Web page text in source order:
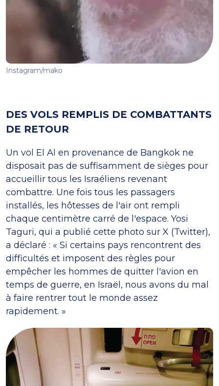
Instagram/mako
DES VOLS REMPLIS DE COMBATTANTS
DE RETOUR
Un vol El Al en provenance de Bangkok ne
disposait pas de suffisamment de sièges pour
accueillir tous les Israéliens revenant
combattre. Une fois tous les passagers
installés, les hôtesses de l'air ont rempli
chaque centimètre carré de l'espace. Yosi
Taguri, qui a publié cette photo sur X (Twitter),
a déclaré : « Si certains pays rencontrent des
difficultés et imposent des règles pour
empêcher les hommes de quitter l'avion en
temps de guerre, en Israël, nous avons du mal
à faire rentrer tout le monde assez
rapidement. »